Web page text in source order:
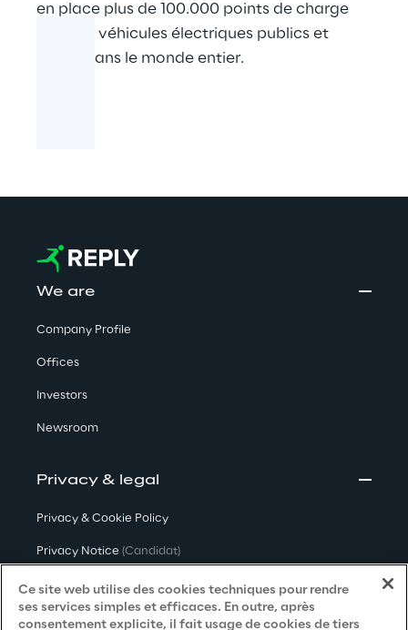
en place plus de 100.000 points de charge
pour les véhicules électriques publics et
privés dans le monde entier.
We are
Company Profile
Offices
Investors
Newsroom
Privacy & legal
Privacy & Cookie Policy
Privacy Notice (Candidat)
Privacy Notice (Client)
Privacy Notice (Fournisseur)
Ce site web utilise des cookies techniques pour rendre
ses services simples et efficaces. En outre, après
consentement explicite, il fait usage de cookies de tiers